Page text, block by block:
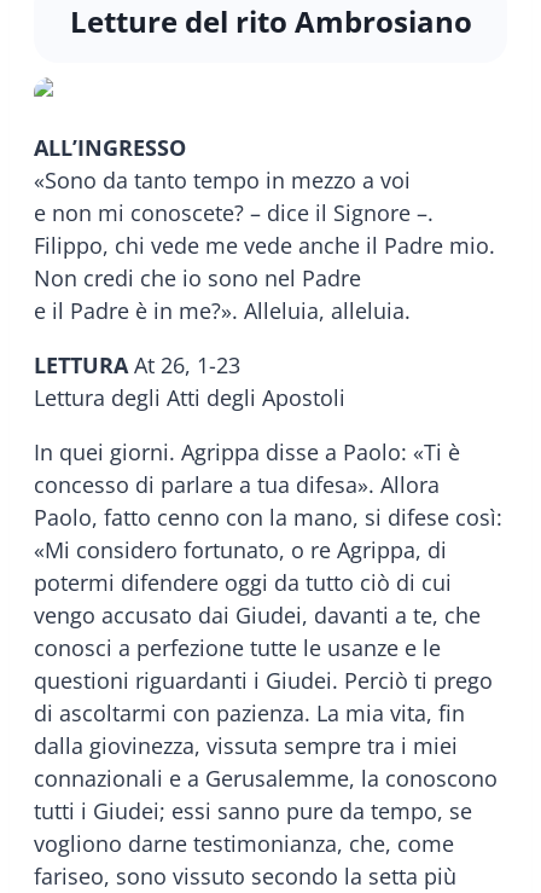
Letture del rito Ambrosiano
ALL’INGRESSO
«Sono da tanto tempo in mezzo a voi
e non mi conoscete? – dice il Signore –.
Filippo, chi vede me vede anche il Padre mio.
Non credi che io sono nel Padre
e il Padre è in me?». Alleluia, alleluia.
LETTURAAt 26, 1-23
Lettura degli Atti degli Apostoli
In quei giorni. Agrippa disse a Paolo: «Ti è
concesso di parlare a tua difesa». Allora
Paolo, fatto cenno con la mano, si difese così:
«Mi considero fortunato, o re Agrippa, di
potermi difendere oggi da tutto ciò di cui
vengo accusato dai Giudei, davanti a te, che
conosci a perfezione tutte le usanze e le
questioni riguardanti i Giudei. Perciò ti prego
di ascoltarmi con pazienza. La mia vita, fin
dalla giovinezza, vissuta sempre tra i miei
connazionali e a Gerusalemme, la conoscono
tutti i Giudei; essi sanno pure da tempo, se
vogliono darne testimonianza, che, come
fariseo, sono vissuto secondo la setta più